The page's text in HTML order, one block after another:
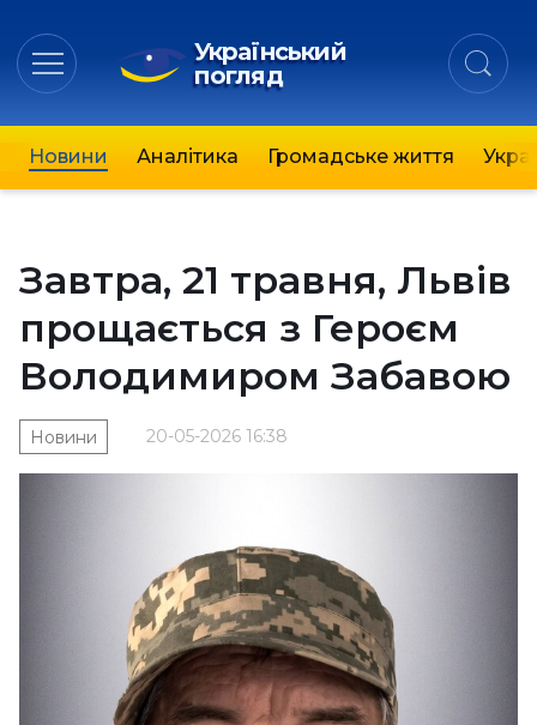
Український
погляд
Новини Аналітика Громадське життя
Завтра, 21 травня, Львів
прощається з Героєм
Володимиром Забавою
20-05-2026 16:38
Новини